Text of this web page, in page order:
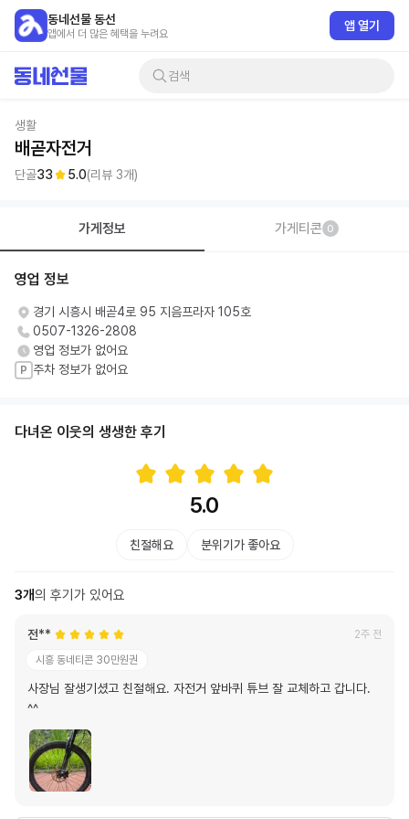
동네선물 동선
앱에서 더 많은 혜택을 누려요
앱 열기
검색
생활
배곧자전거
단골33 5.0(리뷰 3개)
가게정보 가게티콘 0
영업 정보
경기 시흥시 배곧4로 95 지음프라자 105호
0507-1326-2808
영업 정보가 없어요
P 주차 정보가 없어요
다녀온 이웃의 생생한 후기
5.0
친절해요 분위기가 좋아요
3개의 후기가 있어요
전**
2주 전
시흥 동네티콘 30만원권
사장님 잘생기셨고 친절해요. 자전거 앞바퀴 튜브 잘 교체하고 갑니다.
^^